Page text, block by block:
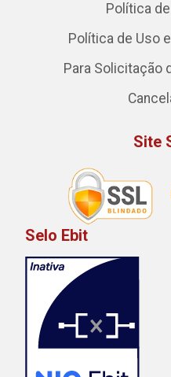
Política
Política de Uso
Para Solicitação
Site
Selo Ebit